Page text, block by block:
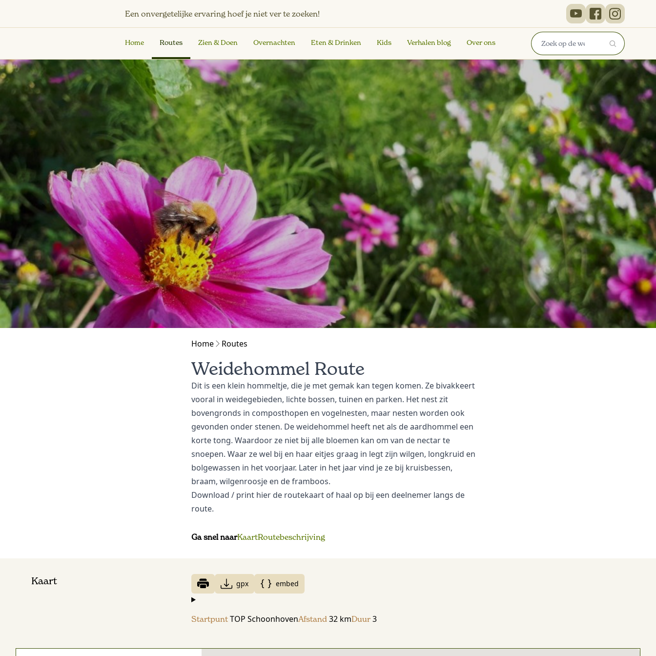
Een onvergetelijke ervaring hoef je niet ver te zoeken!
Home Routes Zien & Doen Overnachten Eten & Drinken Kids Verhalen blog Over ons
Home Routes
Weidehommel Route
Dit is een klein hommeltje, die je met gemak kan tegen komen. Ze bivakkeert
vooral in weidegebieden, lichte bossen, tuinen en parken. Het nest zit
bovengronds in composthopen en vogelnesten, maar nesten worden ook
gevonden onder stenen. De weidehommel heeft net als de aardhommel een
korte tong. Waardoor ze niet bij alle bloemen kan om van de nectar te
snoepen. Waar ze wel bij en haar eitjes graag in legt zijn wilgen, longkruid en
bolgewassen in het voorjaar. Later in het jaar vind je ze bij kruisbessen,
braam, wilgenroosje en de framboos.
Download / print hier de routekaart of haal op bij een deelnemer langs de
route.
Ga snel naarKaartRoutebeschrijving
Kaart gpx embed
StartpuntTOP SchoonhovenAfstand32 kmDuur3